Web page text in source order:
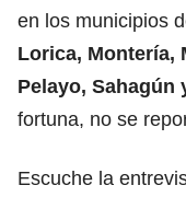
en los municipios
Lorica, Montería,
Pelayo, Sahagún
fortuna, no se
Escuche la